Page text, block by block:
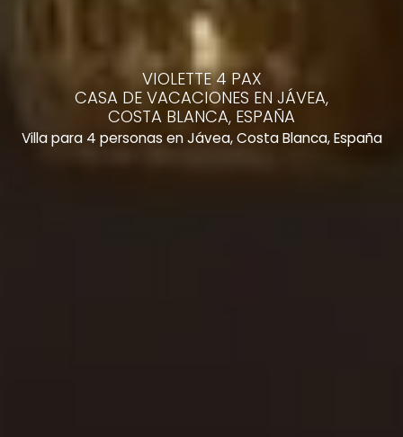
VIOLETTE 4 PAX
CASA DE VACACIONES EN JÁVEA,
COSTA BLANCA, ESPAÑA
Villa para 4 personas en Jávea, Costa Blanca, España